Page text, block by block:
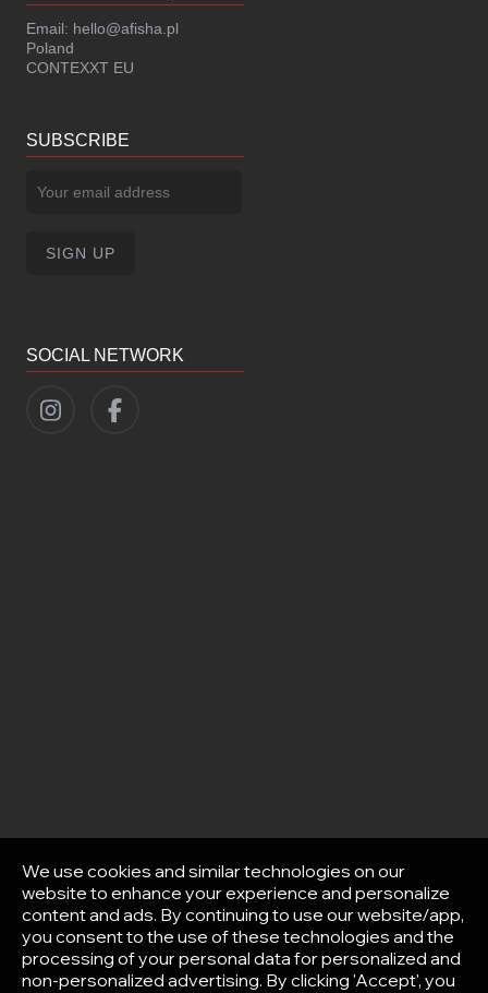
Email: hello@afisha.pl
Poland
CONTEXXT EU
SUBSCRIBE
SOCIAL NETWORK
We use cookies and similar technologies on our
website to enhance your experience and personalize
content and ads. By continuing to use our website/app,
you consent to the use of these technologies and the
processing of your personal data for personalized and
non-personalized advertising. By clicking 'Accept', you